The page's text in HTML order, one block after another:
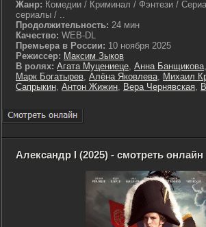
Жанр: Комедии / Криминал / Фэнтези /
сериалы / ..
Продолжительность: 24 мин
Качество: WEB-DL
Премьера в России: 10 ноября 2025
Режиссер: Максим Зыков
В ролях: Агата Муцениеце, Анна Банщикова,
Марк Богатырев, Алёна Яковлева, Михаил
Сапрыкин, Антон Жижин, Вера Чернявская,
Александр I (2025) - смотреть онлайн